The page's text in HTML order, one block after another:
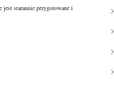
starannie przygotowane i